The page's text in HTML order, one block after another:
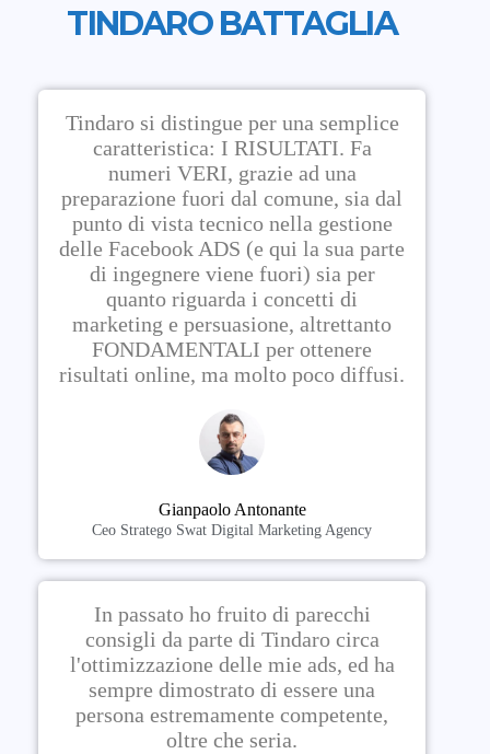
TINDARO BATTAGLIA
Tindaro si distingue per una semplice
caratteristica: I RISULTATI. Fa
numeri VERI, grazie ad una
preparazione fuori dal comune, sia dal
punto di vista tecnico nella gestione
delle Facebook ADS (e qui la sua parte
di ingegnere viene fuori) sia per
quanto riguarda i concetti di
marketing e persuasione, altrettanto
FONDAMENTALI per ottenere
risultati online, ma molto poco diffusi.
Gianpaolo Antonante
Ceo Stratego Swat Digital Marketing Agency
In passato ho fruito di parecchi
consigli da parte di Tindaro circa
l'ottimizzazione delle mie ads, ed ha
sempre dimostrato di essere una
persona estremamente competente,
oltre che seria.